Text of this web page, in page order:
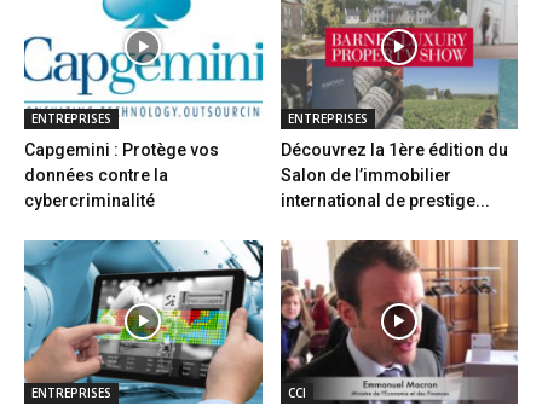
ENTREPRISES
Capgemini : Protège vos
données contre la
cybercriminalité
ENTREPRISES
Découvrez la 1ère édition du
Salon de l’immobilier
international de prestige...
ENTREPRISES CCI